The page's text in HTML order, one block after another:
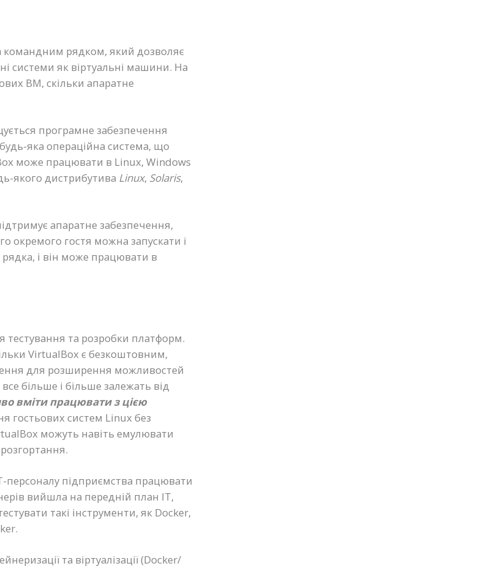
командним рядком, який дозволяє
системи як віртуальні машини. На
ВМ, скільки апаратне
програмне забезпечення
яка операційна система, що
може працювати в Linux, Windows
якого дистрибутива Linux, Solaris,
апаратне забезпечення,
окремого гостя можна запускати і
і він може працювати в
тестування та розробки платформ.
VirtualBox є безкоштовним,
для розширення можливостей
більше і більше залежать від
вміти працювати з цією
гостьових систем Linux без
можуть навіть емулювати
персоналу підприємства працювати
вийшла на передній план ІТ,
такі інструменти, як Docker,
та віртуалізації (Docker/